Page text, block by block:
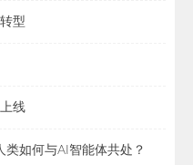
型
线
类如何与AI智能体共处？